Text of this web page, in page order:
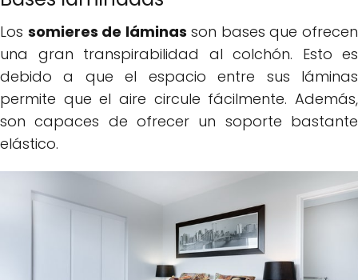
Los somieres de láminas son bases que ofrecen
una gran transpirabilidad al colchón. Esto es
debido a que el espacio entre sus láminas
permite que el aire circule fácilmente. Además,
son capaces de ofrecer un soporte bastante
elástico.